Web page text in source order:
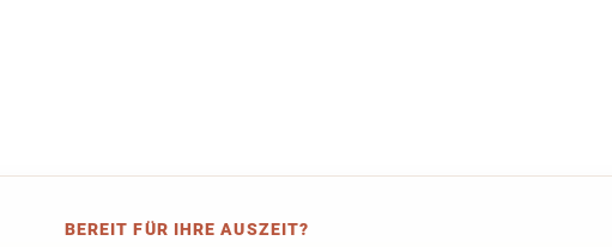
BEREIT FÜR IHRE AUSZEIT?